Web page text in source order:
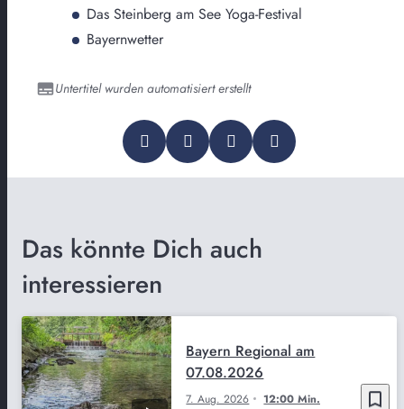
Das Steinberg am See Yoga-Festival
Bayernwetter
Untertitel wurden automatisiert erstellt
Das könnte Dich auch
interessieren
bookmark_border
7. Aug. 2026 12:00 Min.
Bayern Regional am
07.08.2026